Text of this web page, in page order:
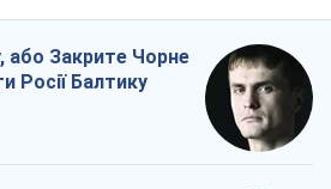
або Закрите Чорне
Росії Балтику